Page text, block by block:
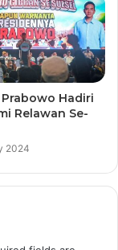
Hadiri
Relawan Se-
2024